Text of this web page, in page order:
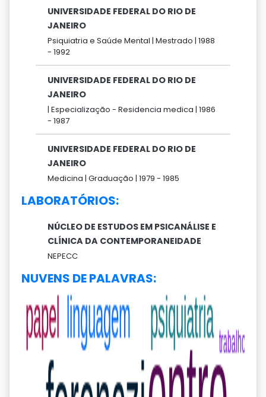
UNIVERSIDADE FEDERAL DO RIO DE
JANEIRO
Psiquiatria e Saúde Mental | Mestrado | 1988
- 1992
UNIVERSIDADE FEDERAL DO RIO DE
JANEIRO
| Especialização - Residencia medica | 1986
- 1987
UNIVERSIDADE FEDERAL DO RIO DE
JANEIRO
Medicina | Graduação | 1979 - 1985
LABORATÓRIOS:
NÚCLEO DE ESTUDOS EM PSICANÁLISE E
CLÍNICA DA CONTEMPORANEIDADE
NEPECC
NUVENS DE PALAVRAS: